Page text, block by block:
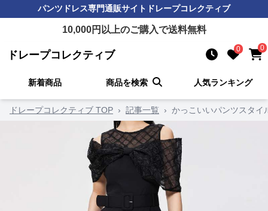
パンツドレス専門通販サイト ドレープコレクティブ
10,000円以上のご購入で送料無料
ドレープコレクティブ 0 0
新着商品 商品を検索 人気ランキング
ドレープコレクティブ TOP › 記事一覧 › かっこいいパンツスタイ